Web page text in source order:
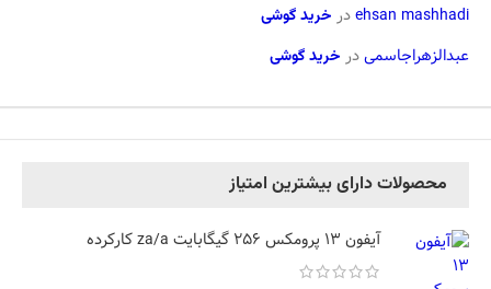
ehsan mashhadiدر خرید گوشی
عبدالزهراجاسمیدر خرید گوشی
محصولات دارای بیشترین امتیاز
آیفون 13 پرومکس 256 گیگابایت za/a کارکرده